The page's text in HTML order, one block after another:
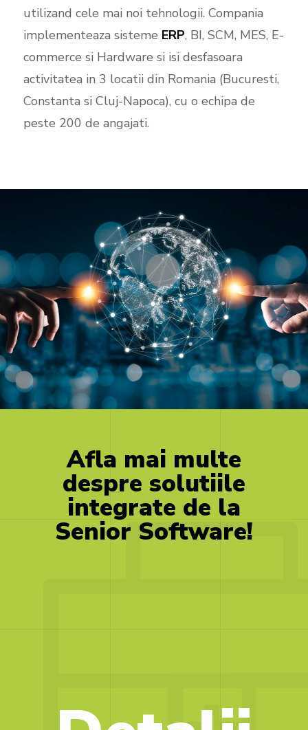
utilizand cele mai noi tehnologii. Compania
implementeaza sisteme ERP, BI, SCM, MES, E-
commerce si Hardware si isi desfasoara
activitatea in 3 locatii din Romania (Bucuresti,
Constanta si Cluj-Napoca), cu o echipa de
peste 200 de angajati.
Afla mai multe
despre solutiile
integrate de la
Senior Software!